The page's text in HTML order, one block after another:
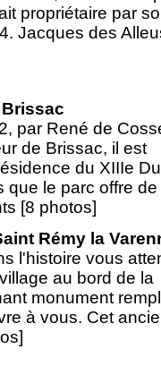
propriétaire par
Jacques des
par René de
de Brissac, il est
du XIIIe
que le parc offre de
[8 photos]
Rémy la
l'histoire vous
au bord de la
monument
à vous. Cet